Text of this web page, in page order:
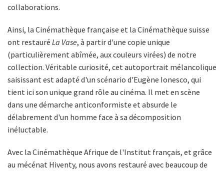
collaborations.
Ainsi, la Cinémathèque française et la Cinémathèque suisse
ont restauré La Vase, à partir d'une copie unique
(particulièrement abîmée, aux couleurs virées) de notre
collection. Véritable curiosité, cet autoportrait mélancolique
saisissant est adapté d'un scénario d'Eugène Ionesco, qui
tient ici son unique grand rôle au cinéma. Il met en scène
dans une démarche anticonformiste et absurde le
délabrement d'un homme face à sa décomposition
inéluctable.
Avec la Cinémathèque Afrique de l'Institut français, et grâce
au mécénat Hiventy, nous avons restauré avec beaucoup de